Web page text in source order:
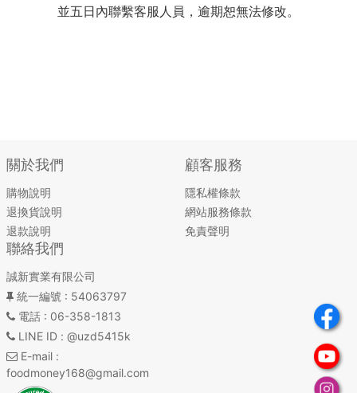
並五日內聯繫客服人員，逾期恕無法修改。
關於我們
購物說明
退換貨說明
退款說明
顧客服務
隱私權條款
網站服務條款
免責聲明
聯絡我們
誠新實業有限公司
統一編號 : 54063797
電話: 06-358-1813
LINE ID : @uzd5415k
E-mail:
foodmoney168@gmail.com